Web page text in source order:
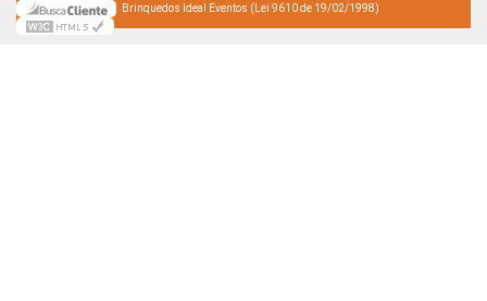
Brinquedos Ideal Eventos (Lei 9610 de 19/02/1998)